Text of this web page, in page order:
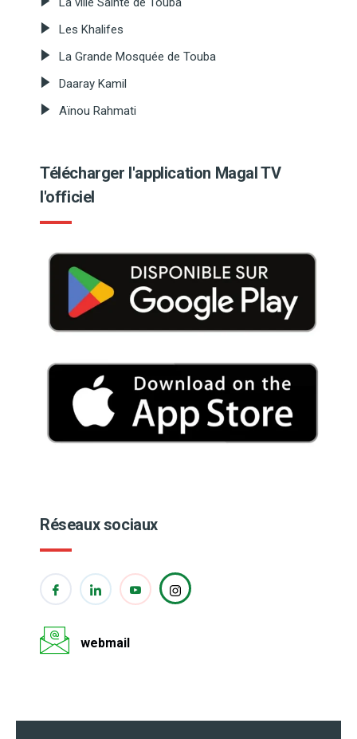
Les Khalifes
La Grande Mosquée de Touba
Daaray Kamil
Aïnou Rahmati
Télécharger l'application Magal TV
l'officiel
Réseaux sociaux
webmail